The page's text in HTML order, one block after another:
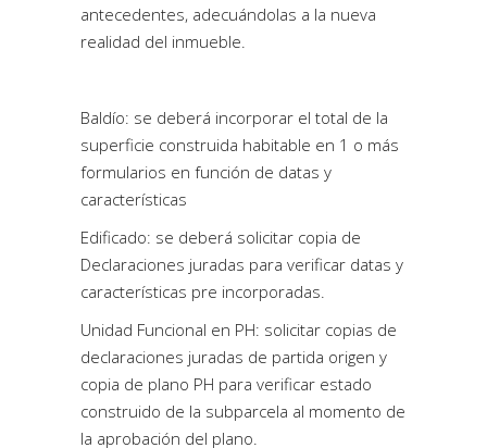
antecedentes, adecuándolas a la nueva
realidad del inmueble.
Baldío: se deberá incorporar el total de la
superficie construida habitable en 1 o más
formularios en función de datas y
características
Edificado: se deberá solicitar copia de
Declaraciones juradas para verificar datas y
características pre incorporadas.
Unidad Funcional en PH: solicitar copias de
declaraciones juradas de partida origen y
copia de plano PH para verificar estado
construido de la subparcela al momento de
la aprobación del plano.